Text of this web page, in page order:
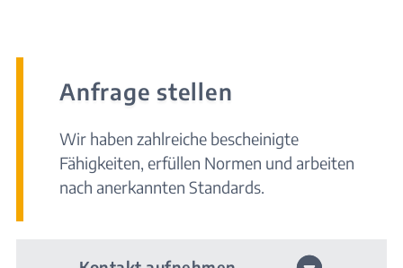
Anfrage stellen
Wir haben zahlreiche bescheinigte
Fähigkeiten, erfüllen Normen und arbeiten
nach anerkannten Standards.